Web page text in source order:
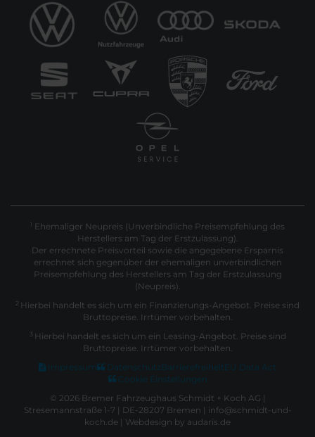
1 Ehemaliger Neupreis (Unverbindliche Preisempfehlung des
Herstellers am Tag der Erstzulassung).
Der errechnete Preisvorteil sowie die angegebene Ersparnis
errechnet sich gegenüber der ehemaligen unverbindlichen
Preisempfehlung des Herstellers am Tag der Erstzulassung
(Neupreis).
2 Hierbei handelt es sich um ein Finanzierungs-Angebot. Preise sind
Bruttopreise. Irrtümer vorbehalten.
3 Hierbei handelt es sich um ein Leasing-Angebot. Preise sind
Bruttopreise. Irrtümer vorbehalten.
Impressum
Datenschutz Barrierefreiheit EU Data Act
Cookie Einstellungen
© 2026 Bremer Fahrzeughaus Schmidt + Koch AG |
Stresemannstraße 1-7 | DE-28207 Bremen | info@schmidt-und-
koch.de | Webdesign by audaris.de